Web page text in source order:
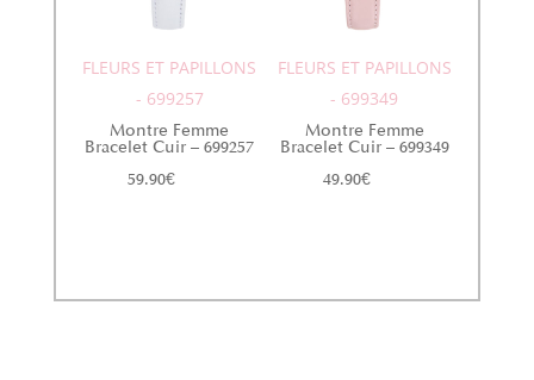
FLEURS ET PAPILLONS
- 699257
Montre Femme
Bracelet Cuir – 699257
59.90€
FLEURS ET PAPILLONS
- 699349
Montre Femme
Bracelet Cuir – 699349
49.90€